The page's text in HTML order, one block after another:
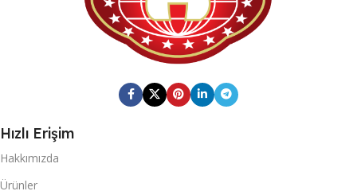
Hızlı Erişim
Hakkımızda
Ürünler